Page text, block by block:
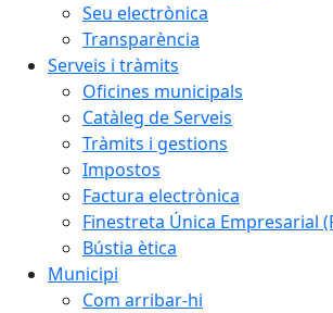
Seu electrònica
Transparència
Serveis i tràmits
Oficines municipals
Catàleg de Serveis
Tràmits i gestions
Impostos
Factura electrònica
Finestreta Única Empresarial
Bústia ètica
Municipi
Com arribar-hi